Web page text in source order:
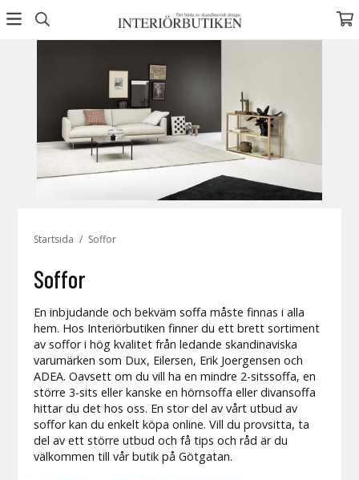
Startsida / Soffor
Soffor
En inbjudande och bekväm soffa måste finnas i alla
hem. Hos Interiörbutiken finner du ett brett sortiment
av soffor i hög kvalitet från ledande skandinaviska
varumärken som Dux, Eilersen, Erik Joergensen och
ADEA. Oavsett om du vill ha en mindre 2-sitssoffa, en
större 3-sits eller kanske en hörnsoffa eller divansoffa
hittar du det hos oss. En stor del av vårt utbud av
soffor kan du enkelt köpa online. Vill du provsitta, ta
del av ett större utbud och få tips och råd är du
välkommen till vår butik på Götgatan.